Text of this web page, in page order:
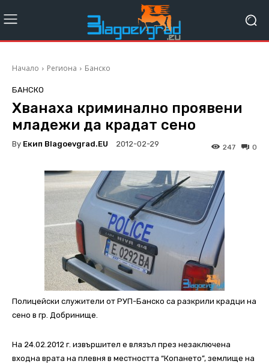
Начало Региона Банско
БАНСКО
Хванаха криминално проявени
младежи да крадат сено
By Екип Blagoevgrad.EU 2012-02-29 0
247
Полицейски служители от РУП-Банско са разкрили крадци на
сено в гр. Добринище.
На 24.02.2012 г. извършител е влязъл през незаключена
входна врата на плевня в местността “Копането”, землище на